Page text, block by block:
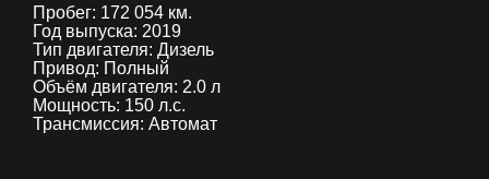
Пробег: 172 054 км.
Год выпуска: 2019
Тип двигателя: Дизель
Привод: Полный
Объём двигателя: 2.0 л
Мощность: 150 л.с.
Трансмиссия: Автомат